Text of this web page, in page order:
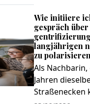
Wie initiiere
gespräch über
langjährigen
zu
Als
Jahren
Straßenecken